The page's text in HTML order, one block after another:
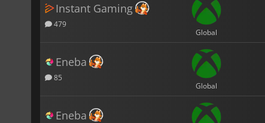
Instant Gaming
479
Global
Eneba
85
Global
Eneba